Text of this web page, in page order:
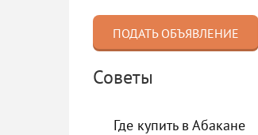
ПОДАТЬ ОБЪЯВЛЕНИЕ
Советы
Где купить в Абакане